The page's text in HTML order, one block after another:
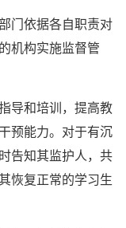
门依据各自职责对
机构实施监督管
导和培训，提高教
预能力。对于有沉
告知其监护人，共
恢复正常的学习生